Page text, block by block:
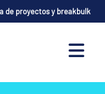
de proyectos y breakbulk